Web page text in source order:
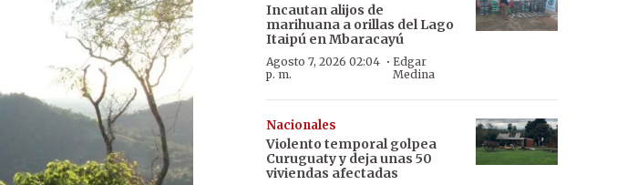
Incautan alijos de
marihuana a orillas del Lago
Itaipú en Mbaracayú
Agosto 7, 2026 02:04
p. m.
· Edgar
Medina
Nacionales
Violento temporal golpea
Curuguaty y deja unas 50
viviendas afectadas